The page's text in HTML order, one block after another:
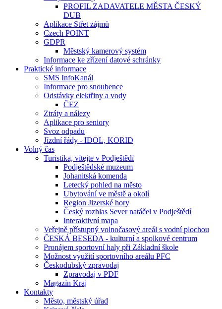
PROFIL ZADAVATELE MĚSTA ČESKÝ
DUB
Aplikace Střet zájmů
Czech POINT
GDPR
Městský kamerový systém
Informace ke zřízení datové schránky
Praktické informace
SMS InfoKanál
Informace pro snoubence
Odstávky elektřiny a vody
ČEZ
Ztráty a nálezy
Aplikace pro seniory
Svoz odpadu
Jízdní řády - IDOL, KORID
Volný čas
Turistika, vítejte v Podještědí
Podještědské muzeum
Johanitská komenda
Letecký pohled na město
Ubytování ve městě a okolí
Region Jizerské hory
Český rozhlas Sever natáčel v Podještědí
Interaktivní mapa
Veřejně přístupný volnočasový areál s vodní plochou
ČESKÁ BESEDA - kulturní a spolkové centrum
Pronájem sportovní haly při Základní škole
Možnost využití sportovního areálu PFC
Českodubský zpravodaj
Zpravodaj v PDF
Magazín Kraj
Kontakty
Město, městský úřad